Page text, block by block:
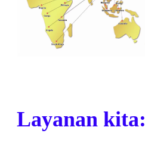
Layanan kita: